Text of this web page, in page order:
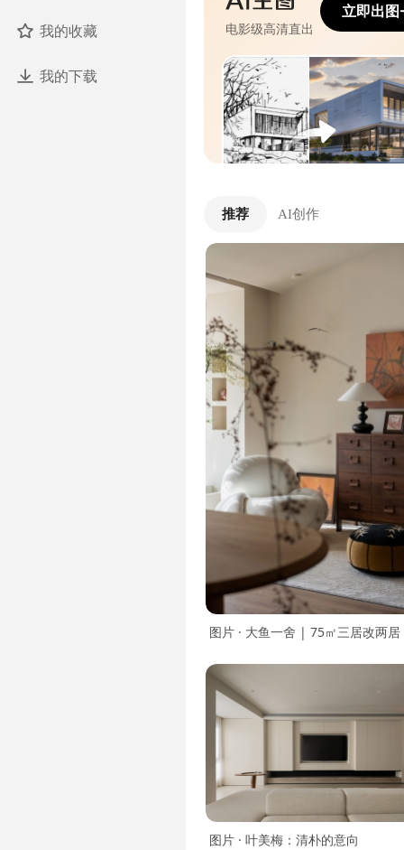
我的收藏
我的下载
电影级高清直出
立即出图
推荐 AI创作
图片 · 叶美梅：清朴的意向